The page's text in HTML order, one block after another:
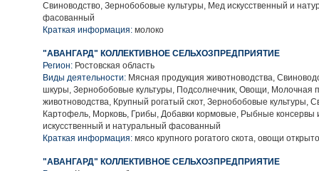
Свиноводство, Зернобобовые культуры, Мед искусственный и
фасованный
Краткая информация: молоко
"АВАНГАРД" КОЛЛЕКТИВНОЕ СЕЛЬХОЗПРЕДПРИЯТИЕ
Регион: Ростовская область
Виды деятельности: Мясная продукция животноводства,
шкуры, Зернобобовые культуры, Подсолнечник, Овощи, Молочная
животноводства, Крупный рогатый скот, Зернобобовые культуры,
Картофель, Морковь, Грибы, Добавки кормовые, Рыбные
искусственный и натуральный фасованный
Краткая информация: мясо крупного рогатого скота, овощи
"АВАНГАРД" КОЛЛЕКТИВНОЕ СЕЛЬХОЗПРЕДПРИЯТИЕ